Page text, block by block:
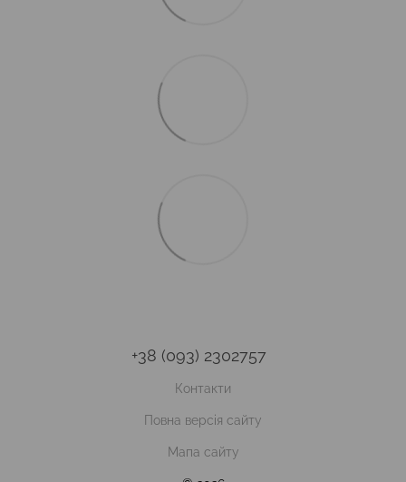
+38 (093) 2302757
Контакти
Повна версія сайту
Мапа сайту